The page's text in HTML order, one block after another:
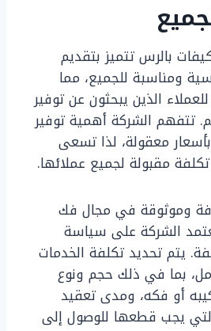
بالرس تتميز بتقديم
ومناسبة للجميع، مما
الذين يبحثون عن توفير
تتفهم الشركة أهمية توفير
معقولة، لذا تسعى
مقبولة لجميع عملائها.
وموثوقة في مجال فك
الشركة على سياسة
يتم تحديد تكلفة الخدمات
بما في ذلك حجم ونوع
أو فكه، ومدى تعقيد
يجب قطعها للوصول إلى